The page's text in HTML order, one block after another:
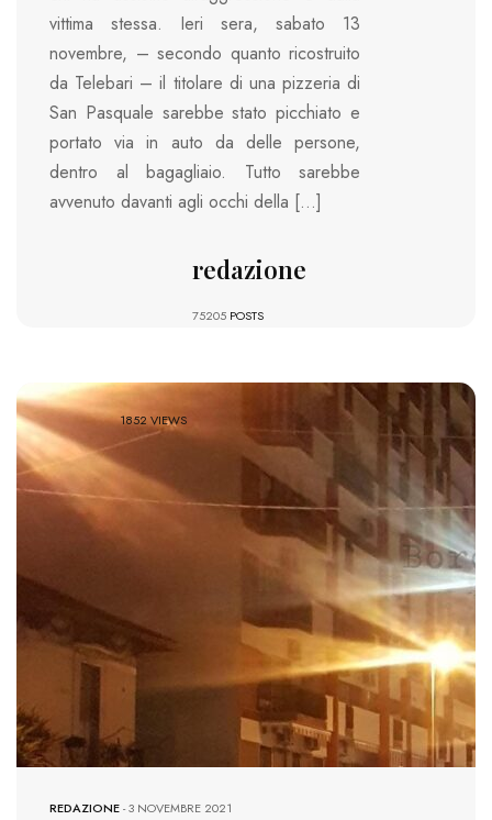
vittima stessa. Ieri sera, sabato 13
novembre, – secondo quanto ricostruito
da Telebari – il titolare di una pizzeria di
San Pasquale sarebbe stato picchiato e
portato via in auto da delle persone,
dentro al bagagliaio. Tutto sarebbe
avvenuto davanti agli occhi della […]
redazione
75205 POSTS
1852 VIEWS
REDAZIONE-3 NOVEMBRE 2021